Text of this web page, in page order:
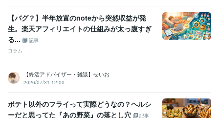
【バグ？】半年放置のnoteから突然収益が発
生。楽天アフィリエイトの仕組みが太っ腹すぎ
る...
記事
コラム
【終活アドバイザー・雑談】せいお
2026/07/31 12:00
ポテト以外のフライって実際どうなの？ヘルシ
ーだと思ってた『あの野菜』の落とし穴
記事